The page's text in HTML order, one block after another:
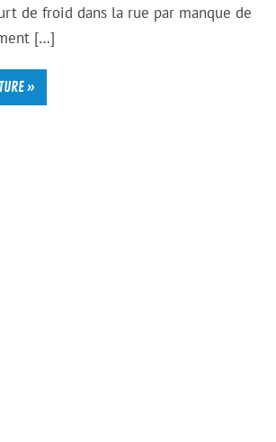
de froid dans la rue par manque de
[…]
»